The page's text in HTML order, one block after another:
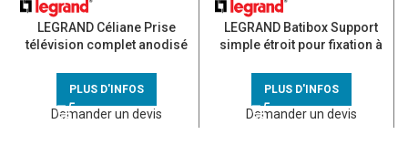
LEGRAND Céliane Prise
télévision complet anodisé
PLUS D'INFOS
Demander un devis
LEGRAND Batibox Support
simple étroit pour fixation à
PLUS D'INFOS
Demander un devis